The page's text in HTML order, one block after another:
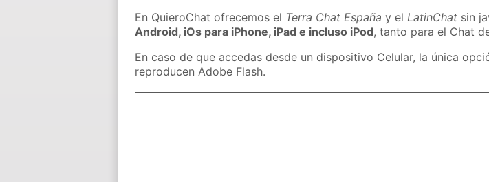
En QuieroChat ofrecemos el Terra Chat España y elLatinChat sin
Android, iOs para iPhone, iPad e incluso iPod, tanto para el Chat
En caso de que accedas desde un dispositivo Celular, la única
reproducen Adobe Flash.